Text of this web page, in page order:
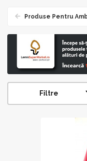
Produse Pentru
Filtre